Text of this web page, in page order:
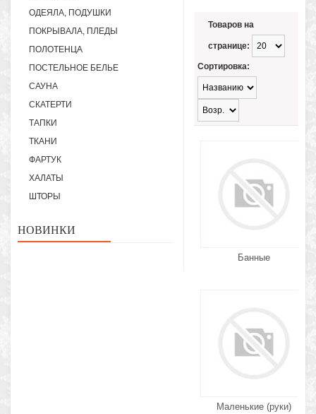
ОДЕЯЛА, ПОДУШКИ
ПОКРЫВАЛА, ПЛЕДЫ
ПОЛОТЕНЦА
ПОСТЕЛЬНОЕ БЕЛЬЕ
САУНА
СКАТЕРТИ
ТАПКИ
ТКАНИ
ФАРТУК
ХАЛАТЫ
ШТОРЫ
НОВИНКИ
Товаров на
странице:
Сортировка:
Банные
Маленькие (руки)